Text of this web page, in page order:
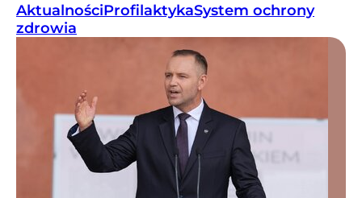
AktualnościProfilaktykaSystem ochrony
zdrowia